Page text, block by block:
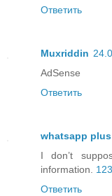
Ответить
Muxriddin
AdSense
Ответить
whatsapp
I don’t
information.
Ответить